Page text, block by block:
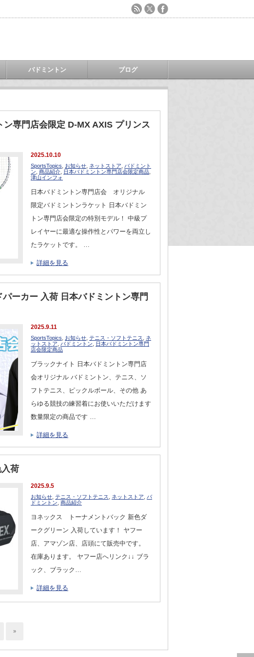
バドミントン ブログ
専門店会限定 D-MX AXIS プリンス
2025.10.10
SportsTopics お知らせ ネットストア バドミント
ン 商品紹介 日本バドミントン専門店会限定商品
津山インフォ
日本バドミントン専門店会 オリジナル
限定バドミントンラケット 日本バドミン
トン専門店会限定の特別モデル！ 中級プ
レイヤーに最適な操作性とパワーを両立し
たラケットです。 …
詳細を見る
ーカー 入荷 日本バドミントン専門
2025.9.11
SportsTopics お知らせ テニス・ソフトテニス
ネ
ットストア バドミントン
日本バドミントン専門
店会限定商品
ブラックナイト 日本バドミントン専門店
会オリジナル バドミントン、テニス、ソ
フトテニス、ピックルボール、その他 あ
らゆる競技の練習着にお使いいただけます
数量限定の商品です …
詳細を見る
荷
2025.9.5
お知らせ テニス・ソフトテニス ネットストア バ
ドミントン 商品紹介
ヨネックス トーナメントバック 新色ダ
ークグリーン 入荷しています！ ヤフー
店、アマゾン店、店頭にて販売中です。
在庫あります。 ヤフー店へリンク↓↓ ブラ
ック、ブラック…
詳細を見る
»